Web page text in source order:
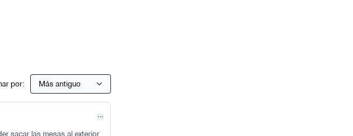
por:
sacar las mesas al exterior